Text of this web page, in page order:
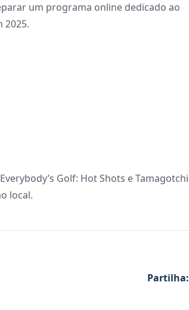
um programa online dedicado ao
2025.
Golf: Hot Shots e Tamagotchi
local.
Partilha: